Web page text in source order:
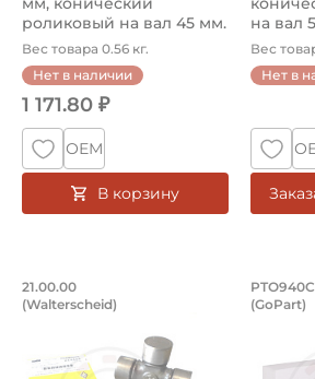
роликовый на вал 45 мм.
Артикул 32...
Вес товара 0.56 кг.
Нет в наличии
1 171.80 ₽
ОЕМ
В корзину
на вал
32010...
Вес
Нет в
Крестовина W2300
Крестовина 21.00.00 Walterscheid,
21.00.00
(Walterscheid)
(GoPart)